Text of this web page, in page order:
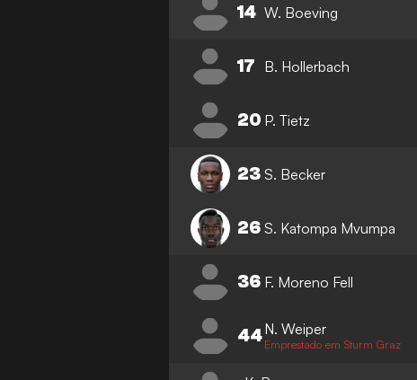
14 W. Boeving
17 B. Hollerbach
20 P. Tietz
23 S. Becker
26 S. Katompa Mvumpa
36 F. Moreno Fell
44N. Weiper
Emprestado em Sturm Graz